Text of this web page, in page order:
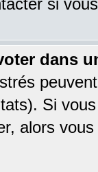
si
dans
Si
alors